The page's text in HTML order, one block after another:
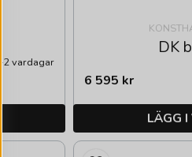
2 vardagar
DK
6 595 kr
LÄGG I